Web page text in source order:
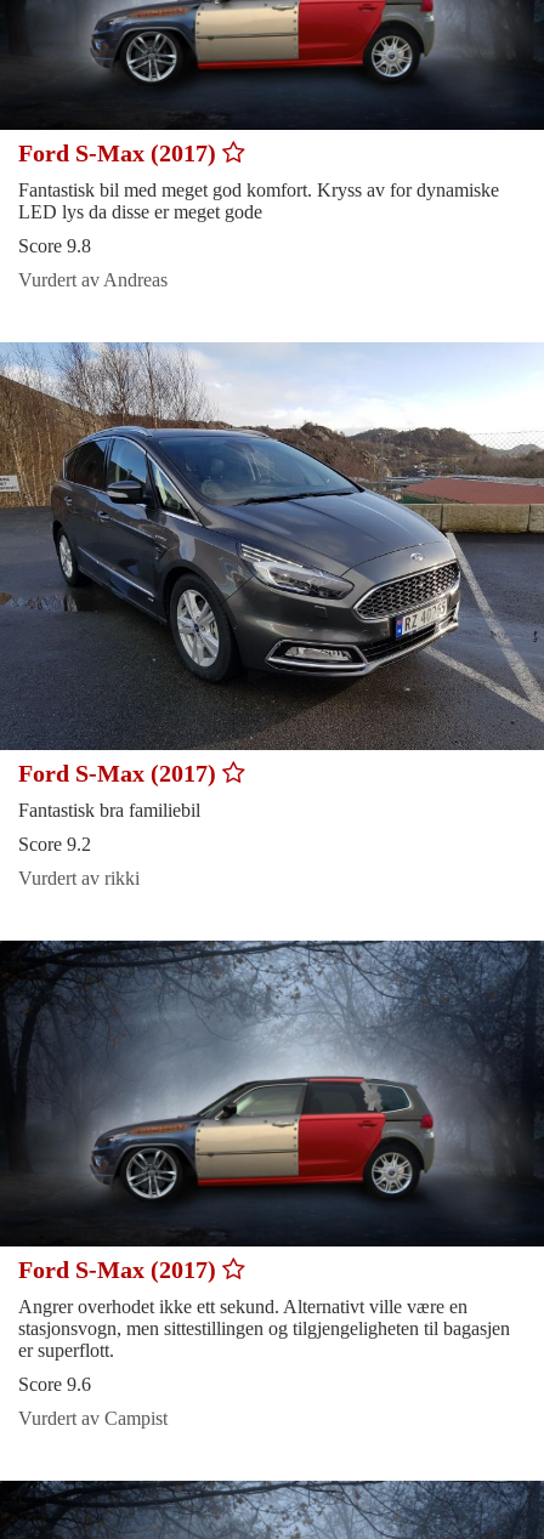
Ford S-Max (2017)
Fantastisk bil med meget god komfort. Kryss av for dynamiske
LED lys da disse er meget gode
Score 9.8
Vurdert av Andreas
Ford S-Max (2017)
Fantastisk bra familiebil
Score 9.2
Vurdert av rikki
Ford S-Max (2017)
Angrer overhodet ikke ett sekund. Alternativt ville være en
stasjonsvogn, men sittestillingen og tilgjengeligheten til bagasjen
er superflott.
Score 9.6
Vurdert av Campist